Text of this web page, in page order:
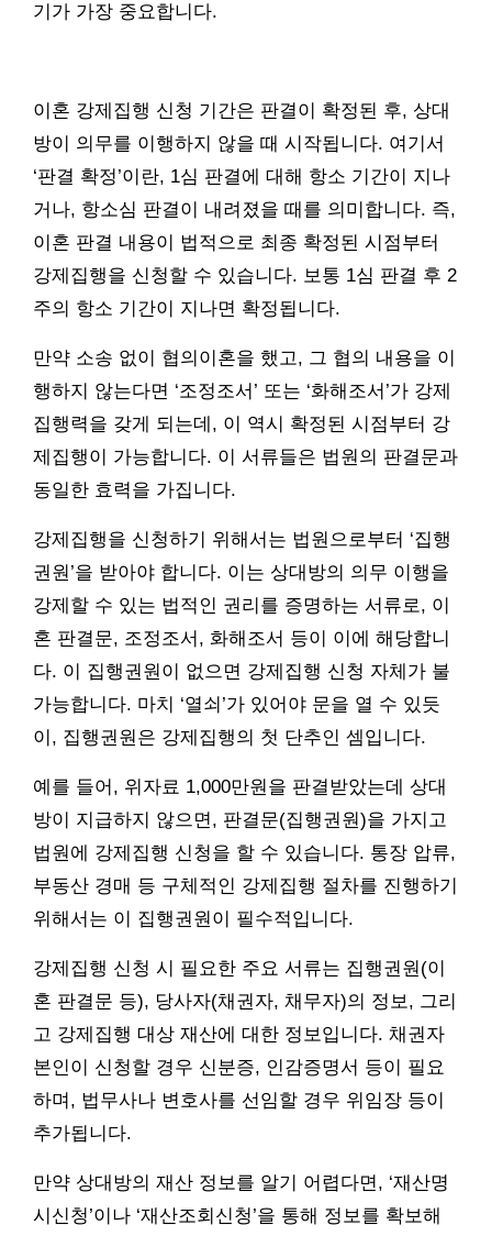
기가 가장 중요합니다.
이혼 강제집행 신청 기간은 판결이 확정된 후, 상대
방이 의무를 이행하지 않을 때 시작됩니다. 여기서
‘판결 확정’이란, 1심 판결에 대해 항소 기간이 지나
거나, 항소심 판결이 내려졌을 때를 의미합니다. 즉,
이혼 판결 내용이 법적으로 최종 확정된 시점부터
강제집행을 신청할 수 있습니다. 보통 1심 판결 후 2
주의 항소 기간이 지나면 확정됩니다.
만약 소송 없이 협의이혼을 했고, 그 협의 내용을 이
행하지 않는다면 ‘조정조서’ 또는 ‘화해조서’가 강제
집행력을 갖게 되는데, 이 역시 확정된 시점부터 강
제집행이 가능합니다. 이 서류들은 법원의 판결문과
동일한 효력을 가집니다.
강제집행을 신청하기 위해서는 법원으로부터 ‘집행
권원’을 받아야 합니다. 이는 상대방의 의무 이행을
강제할 수 있는 법적인 권리를 증명하는 서류로, 이
혼 판결문, 조정조서, 화해조서 등이 이에 해당합니
다. 이 집행권원이 없으면 강제집행 신청 자체가 불
가능합니다. 마치 ‘열쇠’가 있어야 문을 열 수 있듯
이, 집행권원은 강제집행의 첫 단추인 셈입니다.
예를 들어, 위자료 1,000만원을 판결받았는데 상대
방이 지급하지 않으면, 판결문(집행권원)을 가지고
법원에 강제집행 신청을 할 수 있습니다. 통장 압류,
부동산 경매 등 구체적인 강제집행 절차를 진행하기
위해서는 이 집행권원이 필수적입니다.
강제집행 신청 시 필요한 주요 서류는 집행권원(이
혼 판결문 등), 당사자(채권자, 채무자)의 정보, 그리
고 강제집행 대상 재산에 대한 정보입니다. 채권자
본인이 신청할 경우 신분증, 인감증명서 등이 필요
하며, 법무사나 변호사를 선임할 경우 위임장 등이
추가됩니다.
만약 상대방의 재산 정보를 알기 어렵다면, ‘재산명
시신청’이나 ‘재산조회신청’을 통해 정보를 확보해